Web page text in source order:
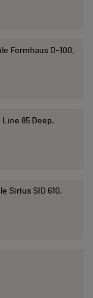
Formhaus D-100,
Line 85 Deep,
Sirius SID 610,